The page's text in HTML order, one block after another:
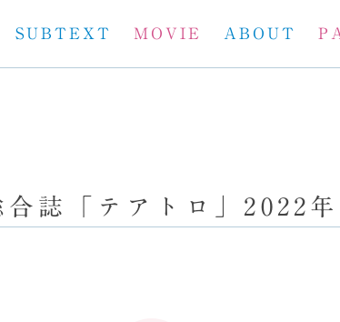
SUBTEXT MOVIE ABOUT
合誌「テアトロ」2022